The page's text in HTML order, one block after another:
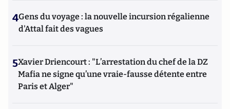
4Gens du voyage : la nouvelle incursion régalienne
d'Attal fait des vagues
5Xavier Driencourt : "L’arrestation du chef de la DZ
Mafia ne signe qu’une vraie-fausse détente entre
Paris et Alger"